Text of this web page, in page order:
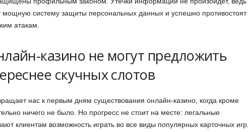
систему защиты персональных данных и успешно противостоят
атакам.
казино не могут предложить
скучных слотов
нас к первым дням существования онлайн-казино, когда кроме
ничего не было. Но прогресс не стоит на месте: легальные
клиентам возможность играть во все виды популярных карточных игр,